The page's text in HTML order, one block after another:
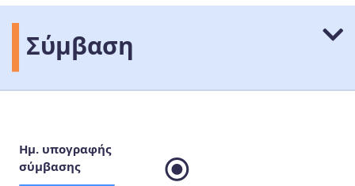
Σύμβαση
Ημ. υπογραφής
σύμβασης